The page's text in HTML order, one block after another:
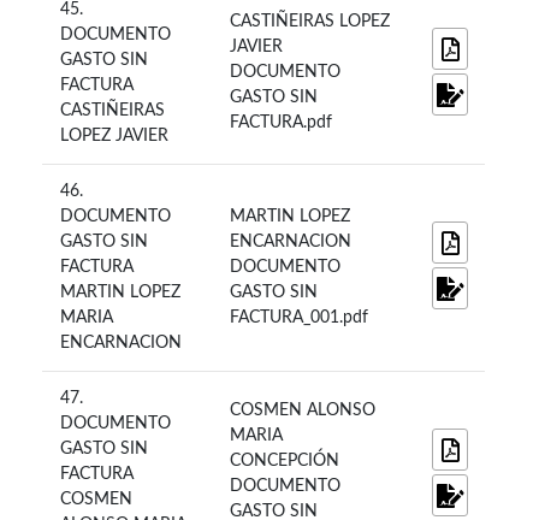
45.
DOCUMENTO
GASTO SIN
FACTURA
CASTIÑEIRAS
LOPEZ JAVIER
CASTIÑEIRAS LOPEZ
JAVIER
DOCUMENTO
GASTO SIN
FACTURA.pdf
46.
DOCUMENTO
GASTO SIN
FACTURA
MARTIN LOPEZ
MARIA
ENCARNACION
MARTIN LOPEZ
ENCARNACION
DOCUMENTO
GASTO SIN
FACTURA_001.pdf
47.
DOCUMENTO
GASTO SIN
FACTURA
COSMEN
COSMEN ALONSO
MARIA
CONCEPCIÓN
DOCUMENTO
GASTO SIN